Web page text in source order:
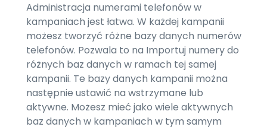
Administracja numerami telefonów w
kampaniach jest łatwa. W każdej kampanii
możesz tworzyć różne bazy danych numerów
telefonów. Pozwala to na Importuj numery do
różnych baz danych w ramach tej samej
kampanii. Te bazy danych kampanii można
następnie ustawić na wstrzymane lub
aktywne. Możesz mieć jako wiele aktywnych
baz danych w kampaniach w tym samym